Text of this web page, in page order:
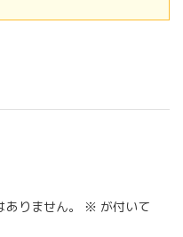
りません。 ※ が付いて